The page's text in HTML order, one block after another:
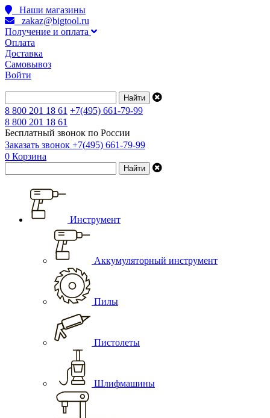
Наши магазины
zakaz@bigtool.ru
Получение и оплата
Оплата
Доставка
Самовывоз
Войти
8 800 201 18 61 +7(495) 661-79-99
8 800 201 18 61
Бесплатный звонок по России
Заказать звонок +7(495) 661-79-99
0 Корзина
Инструмент
Аккумуляторный инструмент
Пилы
Пистолеты
Шлифмашины